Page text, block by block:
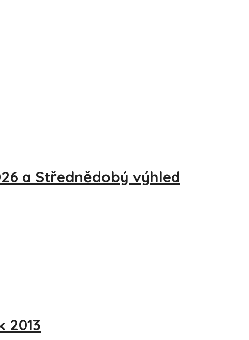
a Střednědobý výhled
2013